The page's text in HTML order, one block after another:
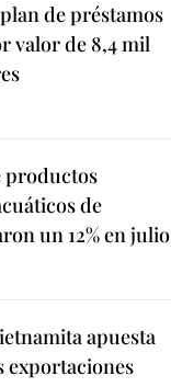
de préstamos
valor de 8,4 mil
productos
de
un 12% en julio
apuesta
exportaciones